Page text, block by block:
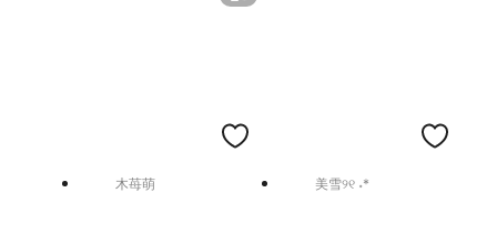
木苺萌 美雪୨୧ ˖*